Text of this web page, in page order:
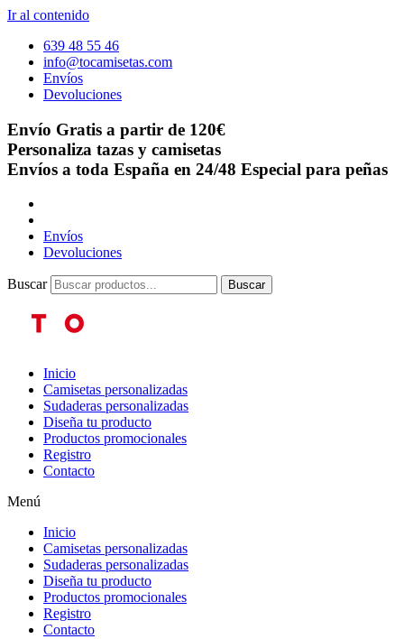
Ir al contenido
639 48 55 46
info@tocamisetas.com
Envíos
Devoluciones
Envío Gratis a partir de 120€
Personaliza tazas y camisetas
Envíos a toda España en 24/48 Especial para peñas
Envíos
Devoluciones
Buscar Buscar
Inicio
Camisetas personalizadas
Sudaderas personalizadas
Diseña tu producto
Productos promocionales
Registro
Contacto
Menú
Inicio
Camisetas personalizadas
Sudaderas personalizadas
Diseña tu producto
Productos promocionales
Registro
Contacto